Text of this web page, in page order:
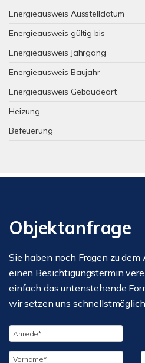
Energieausweis Ausstelldatum
Energieausweis gültig bis
Energieausweis Jahrgang
Energieausweis Baujahr
Energieausweis Gebäudeart
Heizung
Befeuerung
Objektanfrage
Sie haben noch Fragen zu
einen Besichtigungstermin
einfach das untenstehende
wir setzen uns